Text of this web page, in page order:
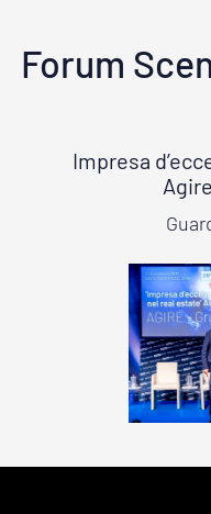
Forum
Impresa